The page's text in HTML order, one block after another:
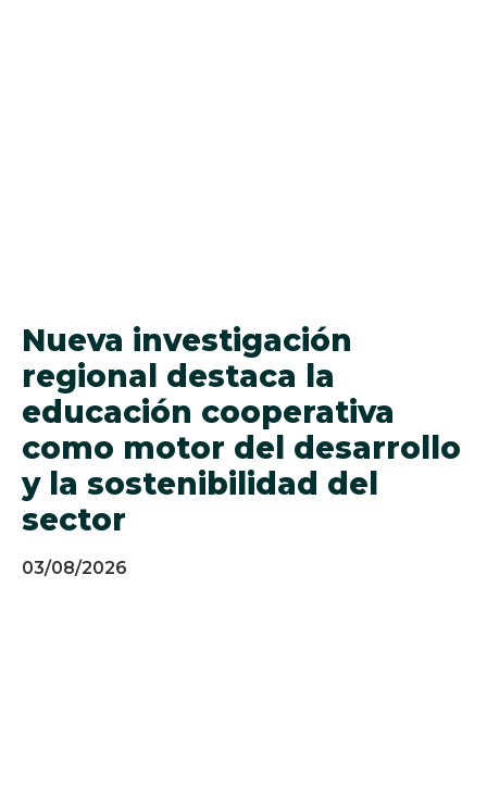
Nueva investigación
regional destaca la
educación cooperativa
como motor del desarrollo
y la sostenibilidad del
sector
03/08/2026